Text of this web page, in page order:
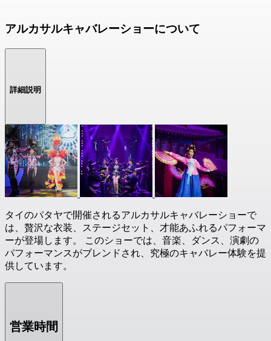
アルカサルキャバレーショーについて
詳細説明
タイのパタヤで開催されるアルカサルキャバレーショーで
は、贅沢な衣装、ステージセット、才能あふれるパフォーマ
ーが登場します。 このショーでは、音楽、ダンス、演劇の
パフォーマンスがブレンドされ、究極のキャバレー体験を提
供しています。
営業時間